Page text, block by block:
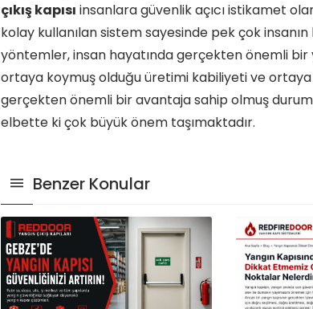
çıkış kapısı insanlara güvenlik açıcı istikamet
kolay kullanılan sistem sayesinde pek çok
yöntemler, insan hayatında gerçekten önemli
ortaya koymuş olduğu üretimi kabiliyeti ve
gerçekten önemli bir avantaja sahip olmuş
elbette ki çok büyük önem taşımaktadır.
Benzer Konular